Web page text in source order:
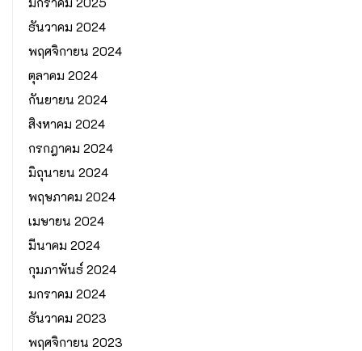
ธันวาคม 2024
พฤศจิกายน 2024
ตุลาคม 2024
กันยายน 2024
สิงหาคม 2024
กรกฎาคม 2024
มิถุนายน 2024
พฤษภาคม 2024
เมษายน 2024
มีนาคม 2024
กุมภาพันธ์ 2024
มกราคม 2024
ธันวาคม 2023
พฤศจิกายน 2023